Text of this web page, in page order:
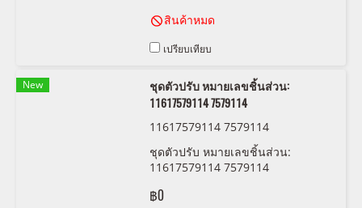
สินค้าหมด
เปรียบเทียบ
New
ชุดตัวปรับ หมายเลขชิ้นส่วน:
11617579114 7579114
11617579114 7579114
ชุดตัวปรับ หมายเลขชิ้นส่วน:
11617579114 7579114
฿0